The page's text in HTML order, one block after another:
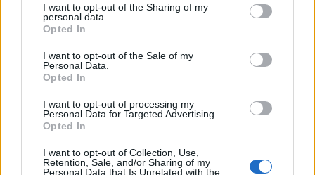
I want to opt-out of the Sharing of my
personal data.
Opted In
I want to opt-out of the Sale of my
Personal Data.
Opted In
I want to opt-out of processing my
Personal Data for Targeted Advertising.
Opted In
I want to opt-out of Collection, Use,
Retention, Sale, and/or Sharing of my
Personal Data that Is Unrelated with the
TAIP PAT SKAITYKITE